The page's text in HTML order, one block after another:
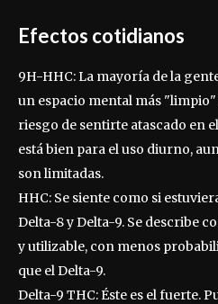
Efectos cotidianos
9H-HHC: La mayoría de la
un espacio mental más "limpio"
riesgo de sentirte atascado en
está bien para el uso diurno,
son limitadas.
HHC: Se siente como si
Delta-8 y Delta-9. Se describe
y utilizable, con menos
que el Delta-9.
Delta-9 THC: Éste es el fuerte.